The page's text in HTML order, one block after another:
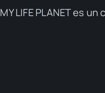
MY LIFE PLANET es